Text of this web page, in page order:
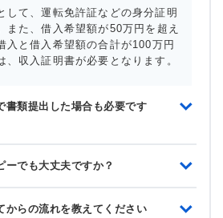
して、運転免許証などの身分証明
また、借入希望額が50万円を超え
入と借入希望額の合計が100万円
、収入証明書が必要となります。
書類提出した場合も必要です
ーでも大丈夫ですか？
からの流れを教えてください